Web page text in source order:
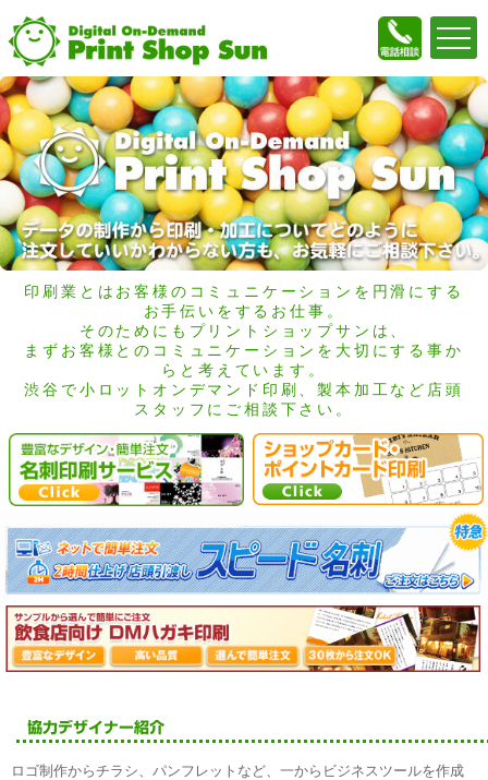
印刷業とはお客様のコミュニケーションを円滑にする
お手伝いをするお仕事。
そのためにもプリントショップサンは、
まずお客様とのコミュニケーションを大切にする事か
らと考えています。
渋谷で小ロットオンデマンド印刷、製本加工など店頭
スタッフにご相談下さい。
ロゴ制作からチラシ、パンフレットなど、一からビジネスツールを作成